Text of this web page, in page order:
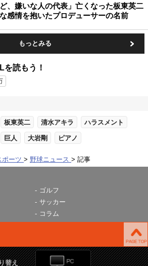
ど、嫌いな人の代表」亡くなった板東英二
感情を抱いたプロデューサーの名前
もっとみる
を読もう！
板東英二 清水アキラ ハラスメント
巨人 大岩剛 ピアノ
ポーツ 野球ニュース 記事
ゴルフ
サッカー
コラム
替え